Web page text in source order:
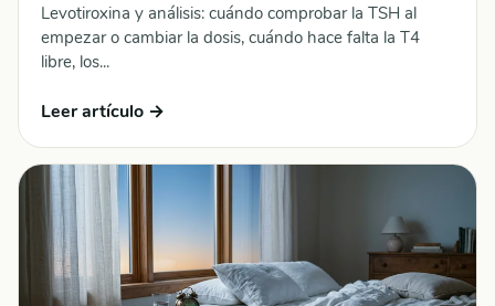
Levotiroxina y análisis: cuándo comprobar la TSH al
empezar o cambiar la dosis, cuándo hace falta la T4
libre, los...
Leer artículo →